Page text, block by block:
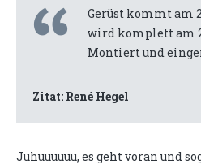
Gerüst kommt am
wird komplett am
Montiert und
Zitat: René Hegel
Juhuuuuuu, es geht voran und